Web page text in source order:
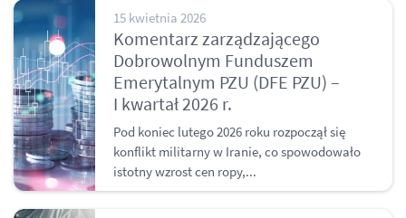
15 kwietnia 2026
Komentarz zarządzającego
Dobrowolnym Funduszem
Emerytalnym PZU (DFE PZU) –
I kwartał 2026 r.
Pod koniec lutego 2026 roku rozpoczął się
konflikt militarny w Iranie, co spowodowało
istotny wzrost cen ropy,...